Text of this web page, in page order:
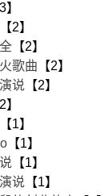
】
【2】
【2】
歌曲 【2】
说 【2】
】
【1】
【1】
【1】
说 【1】